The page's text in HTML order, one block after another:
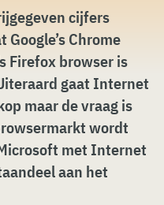
cijfers
Chrome
Firefox browser is
gaat Internet
maar de vraag is
wordt
met Internet
aan het